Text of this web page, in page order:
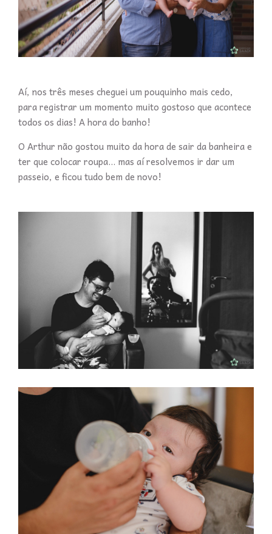
Aí, nos três meses cheguei um pouquinho mais cedo,
para registrar um momento muito gostoso que acontece
todos os dias! A hora do banho!
O Arthur não gostou muito da hora de sair da banheira e
ter que colocar roupa... mas aí resolvemos ir dar um
passeio, e ficou tudo bem de novo!